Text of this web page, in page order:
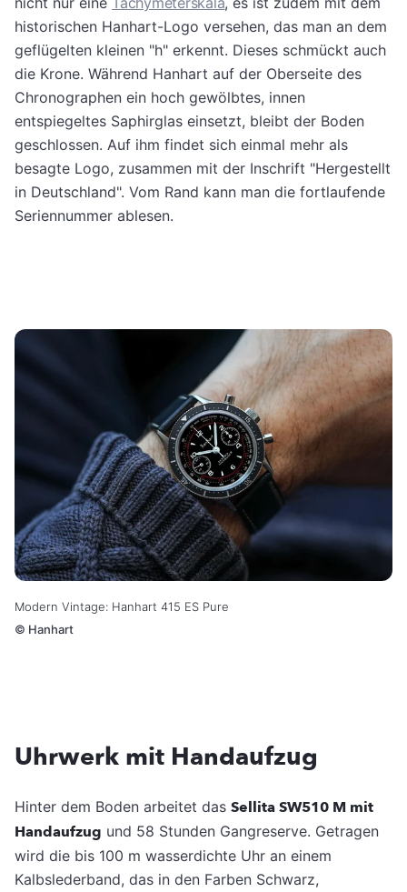
historischen Hanhart-Logo versehen, das man an dem
geflügelten kleinen "h" erkennt. Dieses schmückt auch
die Krone. Während Hanhart auf der Oberseite des
Chronographen ein hoch gewölbtes, innen
entspiegeltes Saphirglas einsetzt, bleibt der Boden
geschlossen. Auf ihm findet sich einmal mehr als
besagte Logo, zusammen mit der Inschrift "Hergestellt
in Deutschland". Vom Rand kann man die fortlaufende
Seriennummer ablesen.
Modern Vintage: Hanhart 415 ES Pure
© Hanhart
Uhrwerk mit Handaufzug
Hinter dem Boden arbeitet das Sellita SW510 M mit
Handaufzug und 58 Stunden Gangreserve. Getragen
wird die bis 100 m wasserdichte Uhr an einem
Kalbslederband, das in den Farben Schwarz,